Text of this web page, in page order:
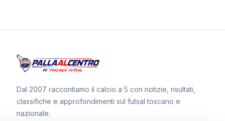
Dal 2007 raccontiamo il calcio a 5 con notizie, risultati,
classifiche e approfondimenti sul futsal toscano e
nazionale.